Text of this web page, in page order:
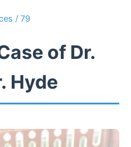
/ 79
of Dr.
Hyde